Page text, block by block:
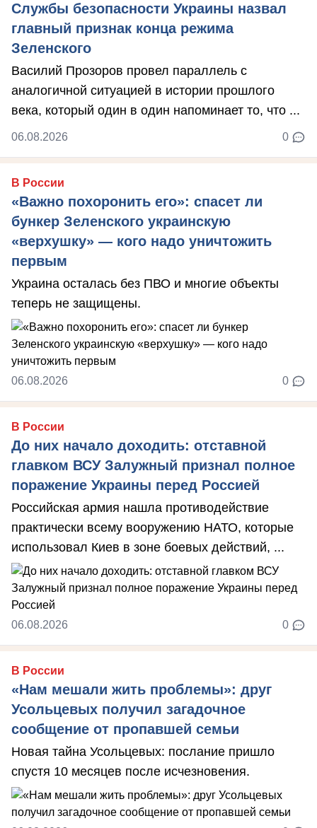
Службы безопасности Украины назвал
главный признак конца режима
Зеленского
Василий Прозоров провел параллель с
аналогичной ситуацией в истории прошлого
века, который один в один напоминает то, что ...
06.08.2026 0
В России
«Важно похоронить его»: спасет ли
бункер Зеленского украинскую
«верхушку» — кого надо уничтожить
первым
Украина осталась без ПВО и многие объекты
теперь не защищены.
06.08.2026 0
В России
До них начало доходить: отставной
главком ВСУ Залужный признал полное
поражение Украины перед Россией
Российская армия нашла противодействие
практически всему вооружению НАТО, которые
использовал Киев в зоне боевых действий, ...
06.08.2026 0
В России
«Нам мешали жить проблемы»: друг
Усольцевых получил загадочное
сообщение от пропавшей семьи
Новая тайна Усольцевых: послание пришло
спустя 10 месяцев после исчезновения.